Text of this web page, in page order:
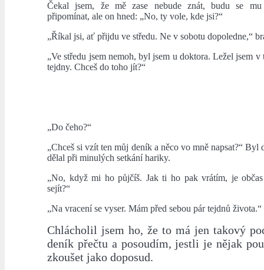
Čekal jsem, že mě zase nebude znát, budu se
připomínat, ale on hned: „No, ty vole, kde jsi?“
„Říkal jsi, ať přijdu ve středu. Ne v sobotu dopoledne,“
„Ve středu jsem nemoh, byl jsem u doktora. Ležel jsem
tejdny. Chceš do toho jít?“
„Do čeho?“
„Chceš si vzít ten můj deník a něco vo mně napsat?“ Byl
dělal při minulých setkání hariky.
„No, když mi ho půjčíš. Jak ti ho pak vrátím, je
sejít?“
„Na vracení se vyser. Mám před sebou pár tejdnů života.“
Chlácholil jsem ho, že to má jen takový
deník přečtu a posoudím, jestli je nějak
zkoušet jako doposud.